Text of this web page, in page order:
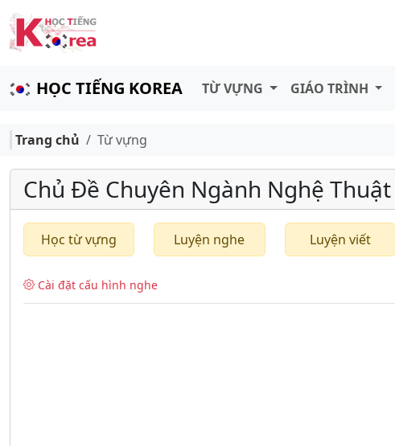
HỌC TIẾNG KOREA TỪ VỰNG GIÁO TRÌNH
Trang chủ Từ vựng
Chủ Đề Chuyên Ngành Nghệ Thuật
Học từ vựng Luyện nghe Luyện viết
Cài đặt cấu hình nghe